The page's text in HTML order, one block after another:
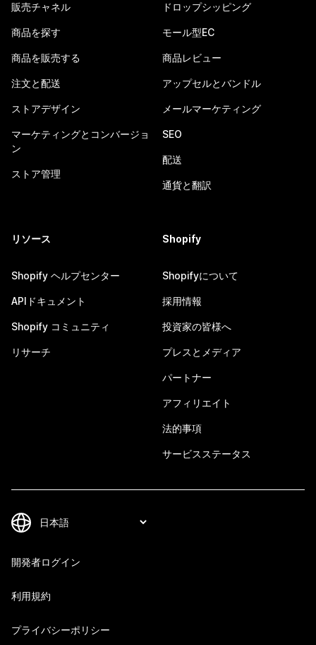
販売チャネル
商品を探す
商品を販売する
注文と配送
ストアデザイン
マーケティングとコンバージョ
ン
ストア管理
ドロップシッピング
モール型EC
商品レビュー
アップセルとバンドル
メールマーケティング
SEO
配送
通貨と翻訳
リソース
Shopify ヘルプセンター
APIドキュメント
Shopify コミュニティ
リサーチ
Shopify
Shopifyについて
採用情報
投資家の皆様へ
プレスとメディア
パートナー
アフィリエイト
法的事項
サービスステータス
開発者ログイン
利用規約
プライバシーポリシー